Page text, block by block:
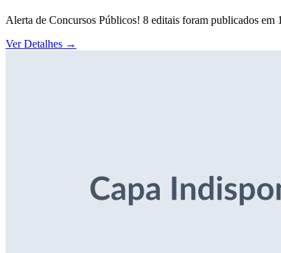
Alerta de Concursos Públicos! 8 editais foram publicados
Ver Detalhes →